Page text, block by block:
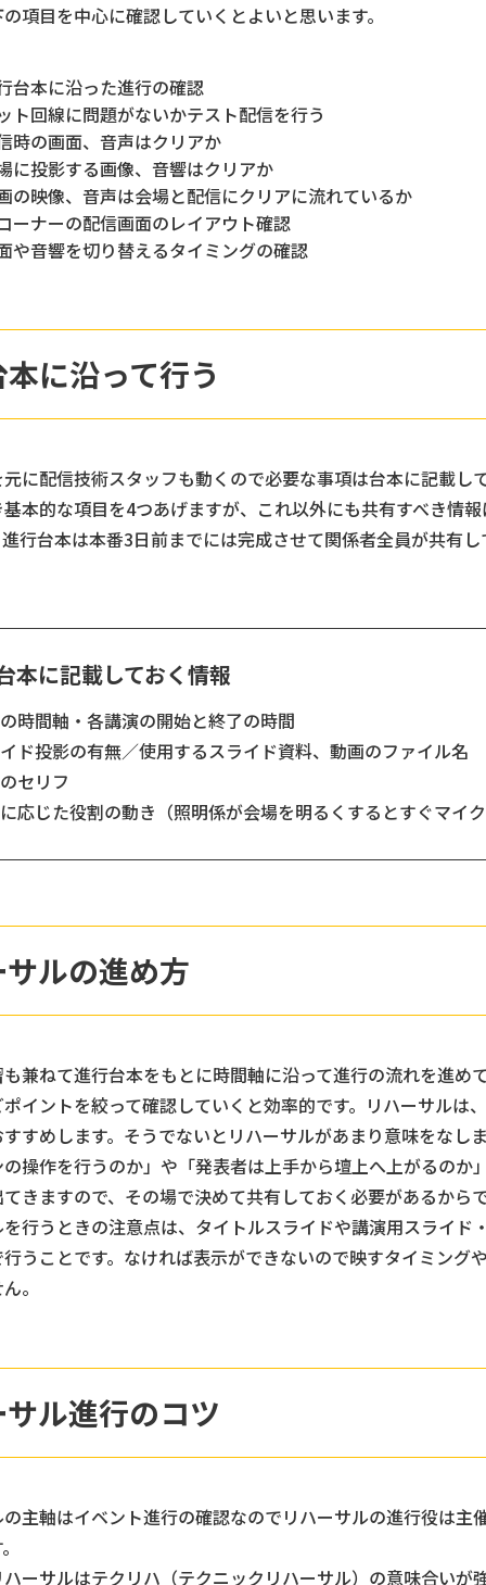
項目を中心に確認していくとよいと思います。
台本に沿った進行の確認
ト回線に問題がないかテスト配信を行う
時の画面、音声はクリアか
に投影する画像、音響はクリアか
の映像、音声は会場と配信にクリアに流れているか
ーナーの配信画面のレイアウト確認
や音響を切り替えるタイミングの確認
に沿って行う
に配信技術スタッフも動くので必要な事項は台本に記載し
本的な項目を4つあげますが、これ以外にも共有すべき情
行台本は本番3日前までには完成させて関係者全員が共有
本に記載しておく情報
時間軸・各講演の開始と終了の時間
ド投影の有無／使用するスライド資料、動画のファイル名
セリフ
応じた役割の動き（照明係が会場を明るくするとすぐマイ
ルの進め方
兼ねて進行台本をもとに時間軸に沿って進行の流れを進め
イントを絞って確認していくと効率的です。リハーサルは
すめします。そうでないとリハーサルがあまり意味をなし
操作を行うのか」や「発表者は上手から壇上へ上がるのか
きますので、その場で決めて共有しておく必要があるから
行うときの注意点は、タイトルスライドや講演用スライド
うことです。なければ表示ができないので映すタイミング
。
ル進行のコツ
主軸はイベント進行の確認なのでリハーサルの進行役は主
ーサルはテクリハ（テクニックリハーサル）の意味合いが